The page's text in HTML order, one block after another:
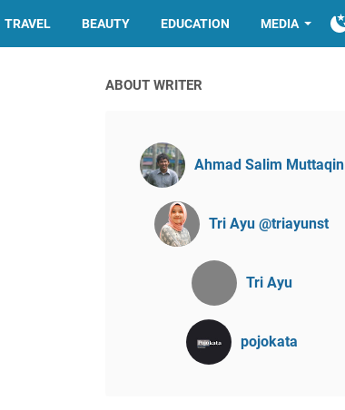
TRAVEL BEAUTY EDUCATION MEDIA
ABOUT WRITER
Ahmad Salim Muttaqin
Tri Ayu @triayunst
Tri Ayu
pojokata